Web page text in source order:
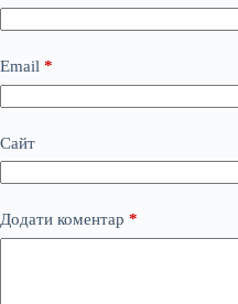
Email *
Сайт
Додати коментар *